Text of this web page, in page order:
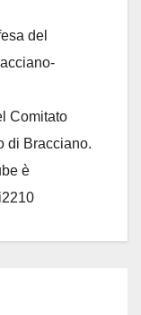
del
Comitato
di Bracciano.
è